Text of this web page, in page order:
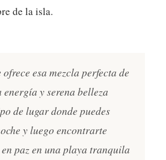
de la isla.
esa mezcla perfecta de
y serena belleza
de lugar donde puedes
y luego encontrarte
paz en una playa tranquila